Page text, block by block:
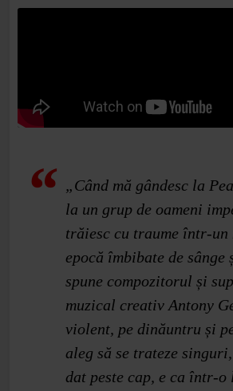
„Când mă gândesc la
la un grup de oameni
trăiesc cu traume într-
epocă îmbibate de sânge
spune compozitorul și
muzical creativ Antony
violent, pe dinăuntru și
aleg să se trateze
dat peste cap, e ca într-o